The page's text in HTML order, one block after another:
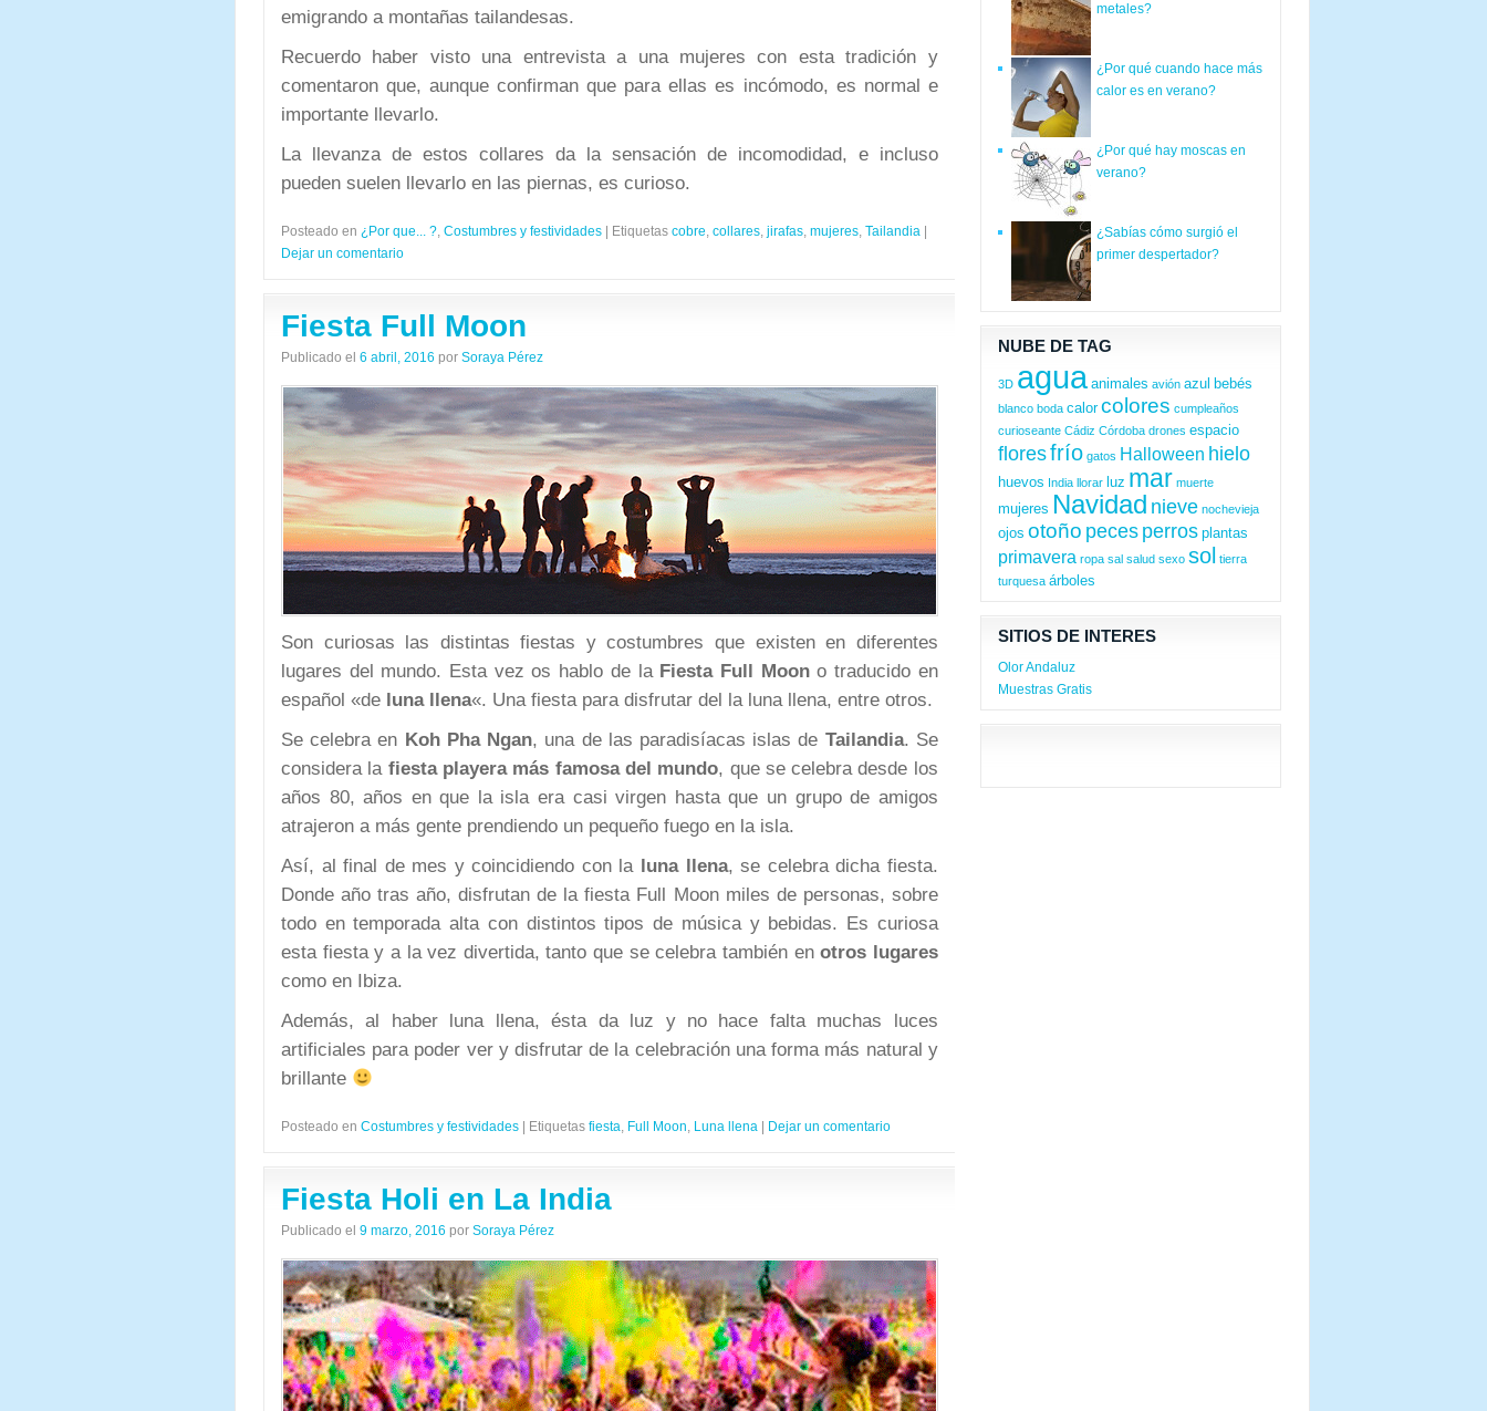
emigrando a montañas tailandesas.
Recuerdo haber visto una entrevista a una mujeres con esta tradición y
comentaron que, aunque confirman que para ellas es incómodo, es normal e
importante llevarlo.
La llevanza de estos collares da la sensación de incomodidad, e incluso
pueden suelen llevarlo en las piernas, es curioso.
Posteado en ¿Por que... ?, Costumbres y festividades Etiquetas cobre, collares, jirafas, mujeres, Tailandia
Dejar un comentario
Fiesta Full Moon
Publicado el 6 abril, 2016 por Soraya Pérez
Son curiosas las distintas fiestas y costumbres que existen en diferentes
lugares del mundo. Esta vez os hablo de la Fiesta Full Moono traducido en
español «de luna llena«. Una fiesta para disfrutar del la luna llena, entre otros.
Se celebra en Koh Pha Ngan, una de las paradisíacas islas de Tailandia. Se
considera la fiesta playera más famosa del mundo, que se celebra desde los
años 80, años en que la isla era casi virgen hasta que un grupo de amigos
atrajeron a más gente prendiendo un pequeño fuego en la isla.
Así, al final de mes y coincidiendo con la luna llena, se celebra dicha fiesta.
Donde año tras año, disfrutan de la fiesta Full Moon miles de personas, sobre
todo en temporada alta con distintos tipos de música y bebidas. Es curiosa
esta fiesta y a la vez divertida, tanto que se celebra también enotros lugares
como en Ibiza.
Además, al haber luna llena, ésta da luz y no hace falta muchas luces
artificiales para poder ver y disfrutar de la celebración una forma más natural y
brillante
Posteado en Costumbres y festividades Etiquetas fiesta, Full Moon, Luna llena Dejar un comentario
Fiesta Holi en La India
Publicado el 9 marzo, 2016 por Soraya Pérez
metales?
¿Por qué cuando hace más
calor es en verano?
¿Por qué hay moscas en
verano?
¿Sabías cómo surgió el
primer despertador?
NUBE DE TAG
3D agua animales avión azul bebés
blanco boda calor colores cumpleaños
curioseante Cádiz Córdoba drones espacio
floresfrío gatos Halloween hielo
huevos India llorar luz mar muerte
mujeres Navidad nieve nochevieja
ojos otoño peces perros plantas
primavera ropa sal salud sexo sol tierra
turquesa árboles
SITIOS DE INTERES
Olor Andaluz
Muestras Gratis